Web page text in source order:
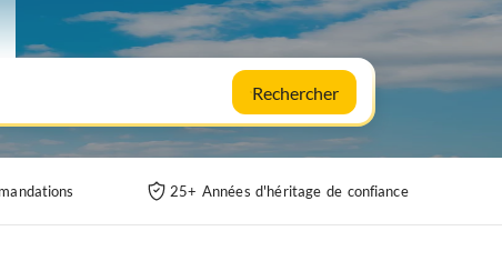
Rechercher
25+ Années d'héritage de confiance